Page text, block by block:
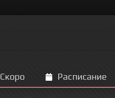
Скоро Расписание